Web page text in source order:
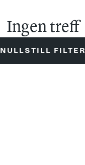
Ingen treff
NULLSTILL FILTER